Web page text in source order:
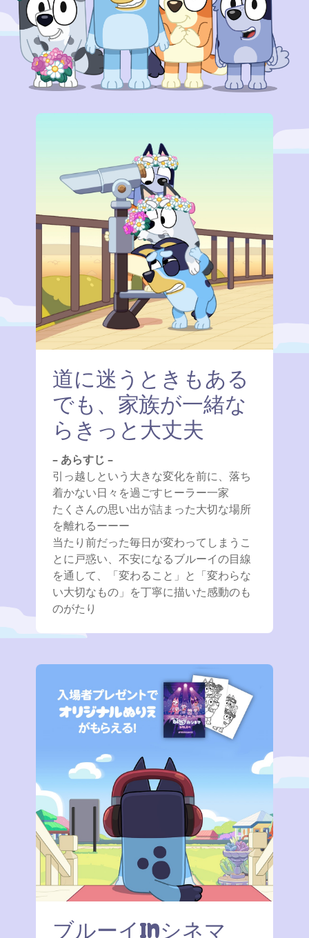
道に迷うときもある
でも、家族が一緒な
らきっと大丈夫
– あらすじ –
引っ越しという大きな変化を前に、落ち
着かない日々を過ごすヒーラー一家
たくさんの思い出が詰まった大切な場所
を離れるーーー
当たり前だった毎日が変わってしまうこ
とに戸惑い、不安になるブルーイの目線
を通して、「変わること」と「変わらな
い大切なもの」を丁寧に描いた感動のも
のがたり
ブルーイinシネマ